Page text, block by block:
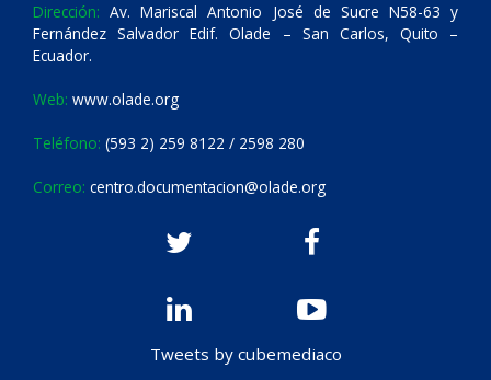
Dirección: Av. Mariscal Antonio José de Sucre N58-63 y
Fernández Salvador Edif. Olade – San Carlos, Quito –
Ecuador.
Web: www.olade.org
Teléfono: (593 2) 259 8122 / 2598 280
Correo: centro.documentacion@olade.org
Tweets by cubemediaco